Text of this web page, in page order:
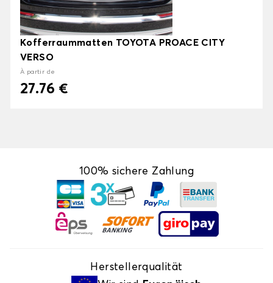
Kofferraummatten TOYOTA PROACE CITY
VERSO
À partir de
27.76 €
100% sichere Zahlung
Herstellerqualität